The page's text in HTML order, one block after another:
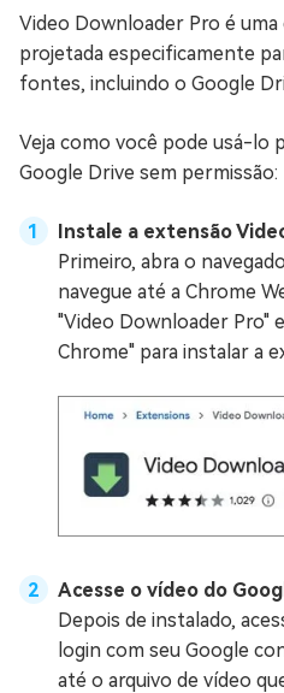
Video Downloader Pro é
projetada especificamente
fontes, incluindo o Google
Veja como você pode usá-lo
Google Drive sem permissão:
Instale a extensão
Primeiro, abra o
navegue até a Chrome
"Video Downloader Pro"
Chrome" para instalar a
Acesse o vídeo do
Depois de instalado,
login com seu Google
até o arquivo de vídeo